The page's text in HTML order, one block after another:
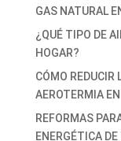
GAS NATURAL
¿QUÉ TIPO DE
HOGAR?
CÓMO REDUCIR
AEROTERMIA
REFORMAS
ENERGÉTICA